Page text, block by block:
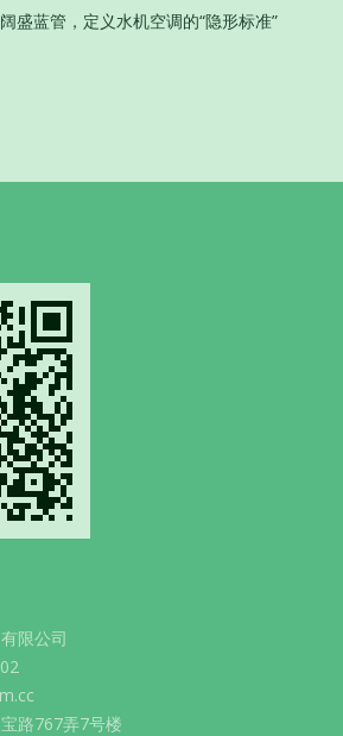
盛蓝管，定义水机空调的“隐形标准”
限公司
路767弄7号楼